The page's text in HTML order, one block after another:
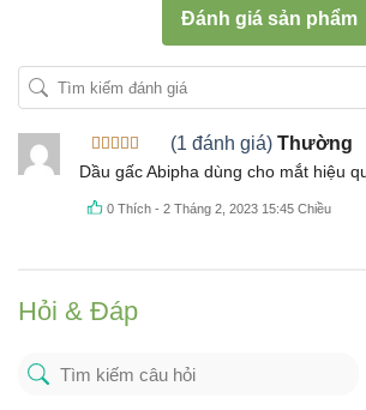
Đánh giá sản phẩm
Được xếp
hạng55
sao
(1 đánh giá) Thường
Dầu gấc Abipha dùng cho mắt hiệu
0 Thích -2 Tháng 2, 2023 15:45 Chiều
Hỏi & Đáp